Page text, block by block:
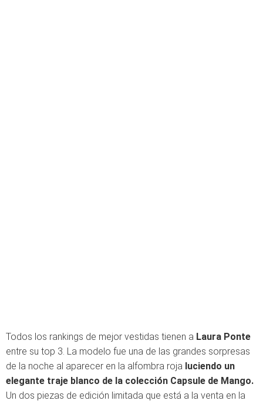
Todos los rankings de mejor vestidas tienen a Laura Ponte
entre su top 3. La modelo fue una de las grandes sorpresas
de la noche al aparecer en la alfombra roja luciendo un
elegante traje blanco de la colección Capsule de Mango.
Un dos piezas de edición limitada que está a la venta en la